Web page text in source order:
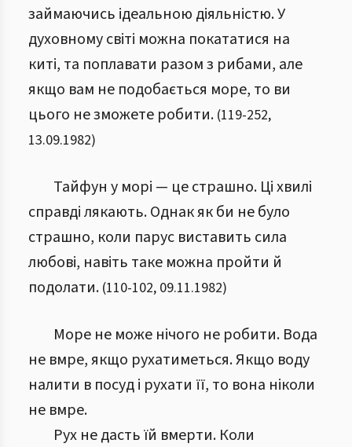
займаючись ідеальною діяльністю. У
духовному світі можна покататися на
киті, та поплавати разом з рибами, але
якщо вам не подобається море, то ви
цього не зможете робити. (119-252,
13.09.1982)
Тайфун у морі — це страшно. Ці хвилі
справді лякають. Однак як би не було
страшно, коли парус виставить сила
любові, навіть таке можна пройти й
подолати. (110-102, 09.11.1982)
Море не може нічого не робити. Вода
не вмре, якщо рухатиметься. Якщо воду
налити в посуд і рухати її, то вона ніколи
не вмре.
Рух не дасть їй вмерти. Коли